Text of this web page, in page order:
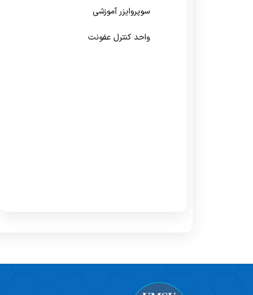
سوپروایزر آموزشی
واحد کنترل عفونت